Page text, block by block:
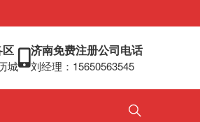
区
城
济南免费注册公司电话
刘经理：15650563545